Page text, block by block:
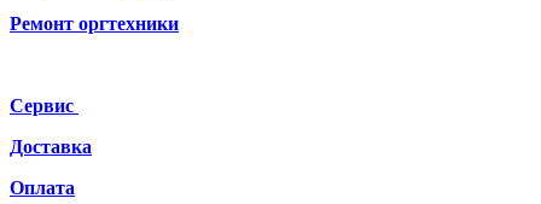
Ремонт оргтехники
Сервис
Доставка
Оплата